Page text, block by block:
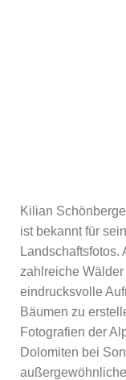
Kilian
ist bekannt für
Landschaftsfotos.
zahlreiche
eindrucksvolle
Bäumen zu
Fotografien der
Dolomiten bei